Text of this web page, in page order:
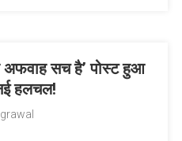
अफवाह सच है’ पोस्ट हुआ
हलचल!